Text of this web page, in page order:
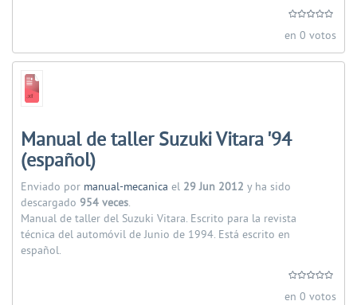
en 0 votos
Manual de taller Suzuki Vitara '94
(español)
Enviado por manual-mecanica el 29 Jun 2012 y ha sido
descargado 954 veces.
Manual de taller del Suzuki Vitara. Escrito para la revista
técnica del automóvil de Junio de 1994. Está escrito en
español.
en 0 votos